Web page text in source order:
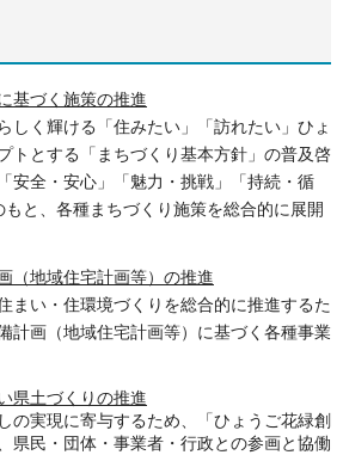
基づく施策の推進
しく輝ける「住みたい」「訪れたい」ひょ
トとする「まちづくり基本方針」の普及啓
安全・安心」「魅力・挑戦」「持続・循
と、各種まちづくり施策を総合的に展開
（地域住宅計画等）の推進
まい・住環境づくりを総合的に推進するた
計画（地域住宅計画等）に基づく各種事業
県土づくりの推進
の実現に寄与するため、「ひょうご花緑創
県民・団体・事業者・行政との参画と協働